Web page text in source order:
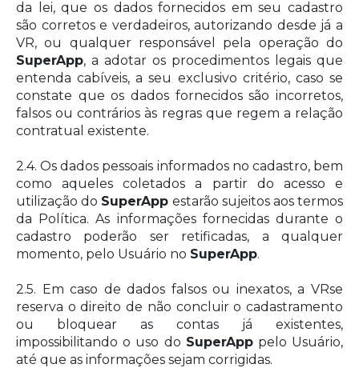
da lei, que os dados fornecidos em seu cadastro
são corretos e verdadeiros, autorizando desde já a
VR, ou qualquer responsável pela operação do
SuperApp, a adotar os procedimentos legais que
entenda cabíveis, a seu exclusivo critério, caso se
constate que os dados fornecidos são incorretos,
falsos ou contrários às regras que regem a relação
contratual existente.
2.4. Os dados pessoais informados no cadastro, bem
como aqueles coletados a partir do acesso e
utilização do SuperApp estarão sujeitos aos termos
da Política. As informações fornecidas durante o
cadastro poderão ser retificadas, a qualquer
momento, pelo Usuário no SuperApp.
2.5. Em caso de dados falsos ou inexatos, a VRse
reserva o direito de não concluir o cadastramento
ou bloquear as contas já existentes,
impossibilitando o uso do SuperApppelo Usuário,
até que as informações sejam corrigidas.